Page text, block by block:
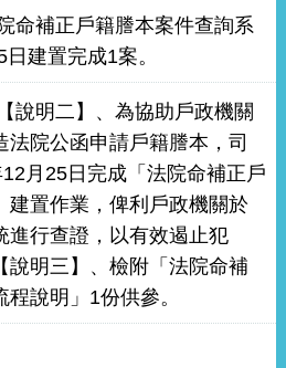
命補正戶籍謄本案件查詢系
建置完成1案。
說明二】、為協助戶政機關
法院公函申請戶籍謄本，司
月25日完成「法院命補正戶
建置作業，俾利戶政機關於
進行查證，以有效遏止犯
說明三】、檢附「法院命補
說明」1份供參。